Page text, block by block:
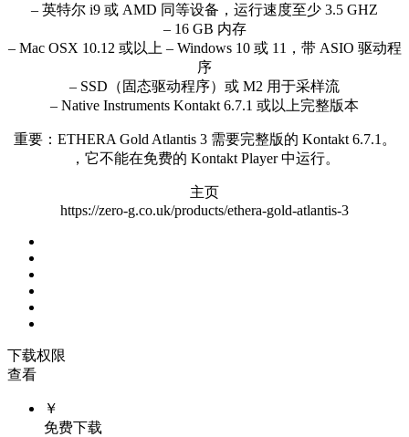
– 英特尔 i9 或 AMD 同等设备，运行速度至少 3.5 GHZ
– 16 GB 内存
– Mac OSX 10.12 或以上 – Windows 10 或 11，带 ASIO 驱动程
序
– SSD（固态驱动程序）或 M2 用于采样流
– Native Instruments Kontakt 6.7.1 或以上完整版本
重要：ETHERA Gold Atlantis 3 需要完整版的 Kontakt 6.7.1。
，它不能在免费的 Kontakt Player 中运行。
主页
https://zero-g.co.uk/products/ethera-gold-atlantis-3
下载权限
查看
￥
免费下载